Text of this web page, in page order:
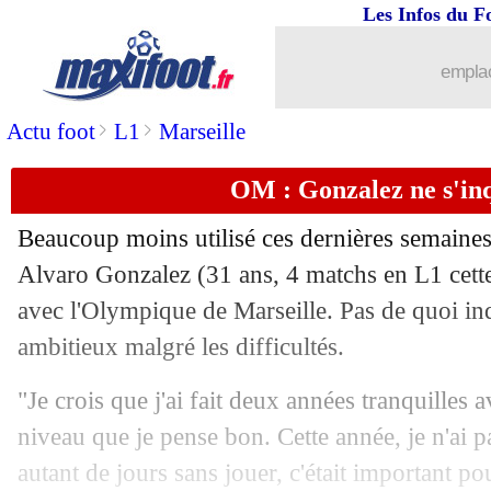
Actu foot> L1 > Marseille
Les Infos du
OM : Gonzalez ne
Beaucoup moins utilisé ces dernières
Alvaro Gonzalez (31 ans, 4 matchs en L1
avec l'Olympique de Marseille. Pas de quoi
ambitieux malgré les difficultés.
"Je crois que j'ai fait deux années tranquilles
niveau que je pense bon. Cette année, je n'ai
autant de jours sans jouer, c'était important
Tottenham : Vlahovic, la priorité de
29/11 Liverpool: Everton, Klopp pas fan
29/11 Nantes: Lafont, Kombouaré explique
29/11 OM: Sampaoli veut oublier la peur
29/11 Barça : Dest ne sera pas retenu
29/11 PSG: Ramos heureux de jouer avec
ASSE : le rouge, Kolodziejczak ne